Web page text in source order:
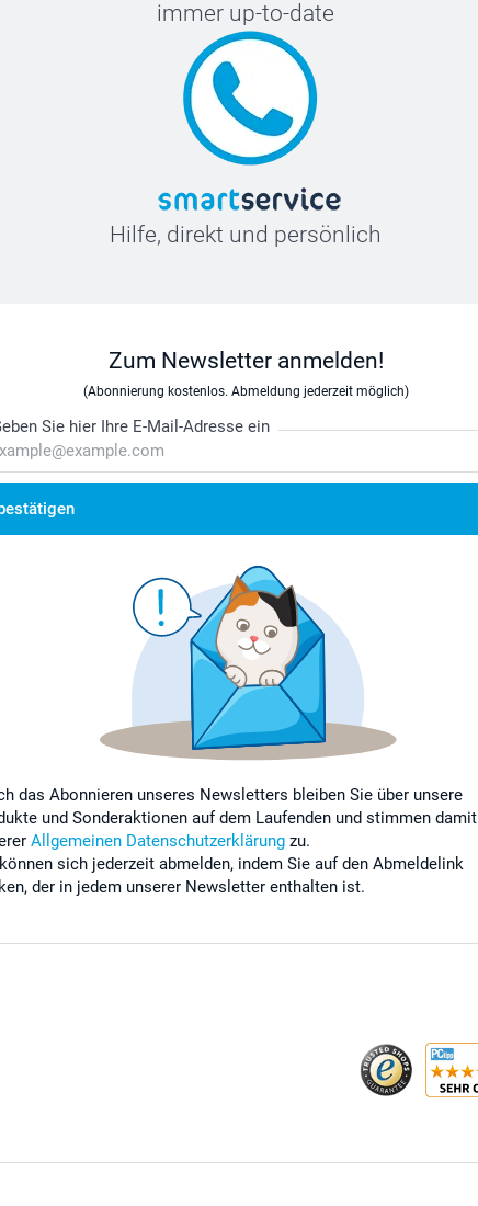
immer up-to-date
Hilfe, direkt und persönlich
Zum Newsletter anmelden!
(Abonnierung kostenlos. Abmeldung jederzeit möglich)
Sie hier Ihre E-Mail-Adresse ein
das Abonnieren unseres Newsletters bleiben Sie über unsere
und Sonderaktionen auf dem Laufenden und stimmen damit
Allgemeinen Datenschutzerklärung zu.
sich jederzeit abmelden, indem Sie auf den Abmeldelink
der in jedem unserer Newsletter enthalten ist.